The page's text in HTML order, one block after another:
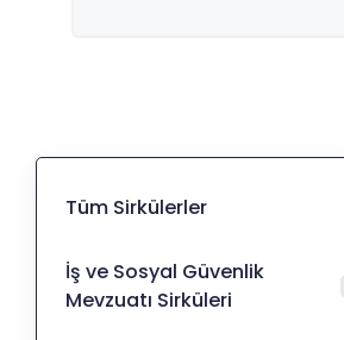
Tüm Sirkülerler
İş ve Sosyal Güvenlik
Mevzuatı Sirküleri